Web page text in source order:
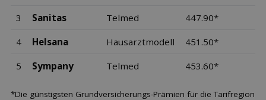
3 Sanitas Telmed 447.90*
4 Helsana Hausarztmodell 451.50*
5 Sympany Telmed 453.60*
*Die günstigsten Grundversicherungs-Prämien für die Tarifregion